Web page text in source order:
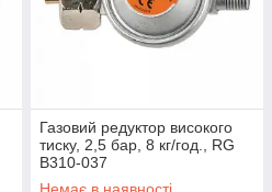
Газовий редуктор високого
тиску, 2,5 бар, 8 кг/год., RG
B310-037